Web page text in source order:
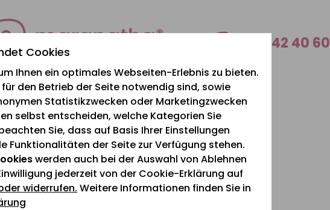
Cookies
Ihnen ein optimales Webseiten-Erlebnis zu bieten.
den Betrieb der Seite notwendig sind, sowie
Statistikzwecken oder Marketingzwecken
selbst entscheiden, welche Kategorien Sie
Sie, dass auf Basis Ihrer Einstellungen
Funktionalitäten der Seite zur Verfügung stehen.
werden auch bei der Auswahl von Ablehnen
jederzeit von der Cookie-Erklärung auf
widerrufen. Weitere Informationen finden Sie in
0 26 42 40 60